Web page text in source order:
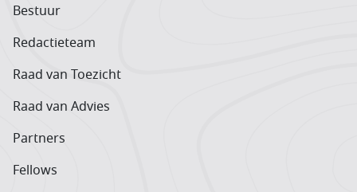
Bestuur
Redactieteam
Raad van Toezicht
Raad van Advies
Partners
Fellows